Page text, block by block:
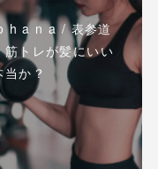
h a n a / 表参道
トレが髪にいい
当か？